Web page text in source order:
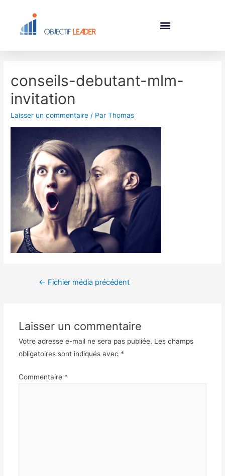
conseils-debutant-mlm-
invitation
Laisser un commentaire / ParThomas
← Fichier média précédent
Laisser un commentaire
Votre adresse e-mail ne sera pas publiée. Les champs
obligatoires sont indiqués avec *
Commentaire *